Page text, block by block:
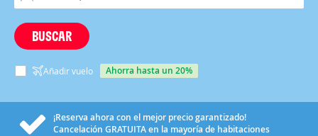
BUSCAR
Añadir vuelo ahorra hasta un 20%
¡Reserva ahora con el mejor precio garantizado!
Cancelación GRATUITAen la mayoría de habitaciones